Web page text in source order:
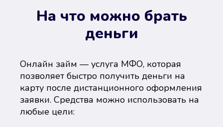
На что можно брать
деньги
Онлайн займ — услуга МФО, которая
позволяет быстро получить деньги на
карту после дистанционного оформления
заявки. Средства можно использовать на
любые цели: